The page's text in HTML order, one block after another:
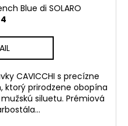
Blue di SOLARO
CAVICCHI s precízne
ktorý prirodzene obopína
siluetu. Prémiová